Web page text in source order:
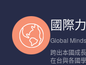
國際力
Global
跨出本國成
在台與各國